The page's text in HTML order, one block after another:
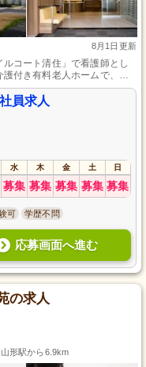
8月1日更新
コート清住」で看護師とし
付き有料老人ホームで、正
す。思いやりと温かみのある
求められます。新しい環境
。
員求人
水 木 金 土 日
募集 募集 募集 募集 募集
可 学歴不問
応募画面へ進む
の求人
形駅から6.9km